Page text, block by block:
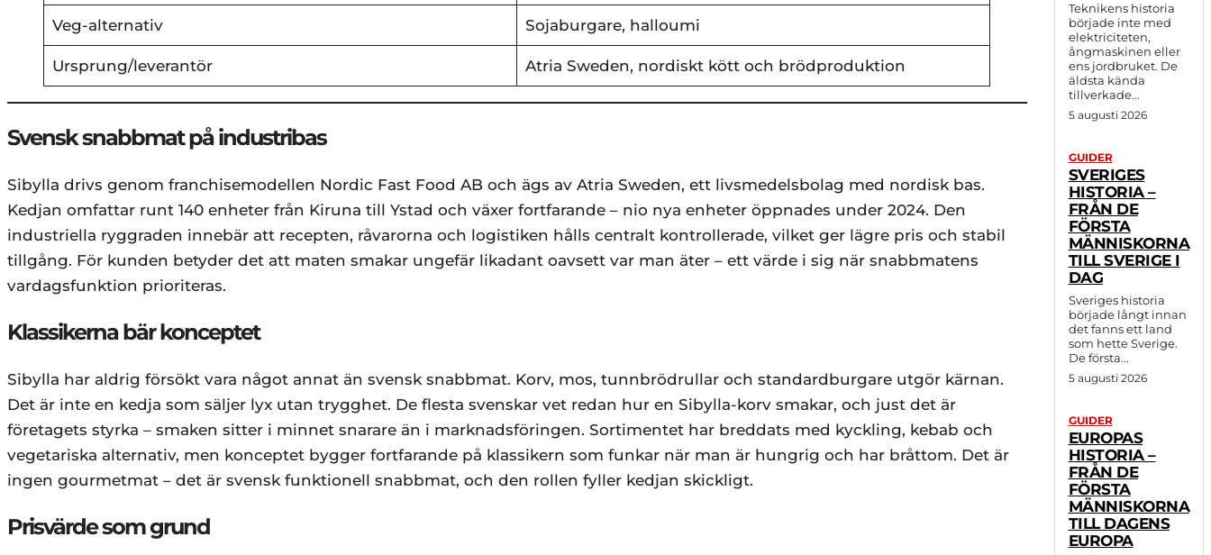
Veg-alternativ Sojaburgare, halloumi
Ursprung/leverantör Atria Sweden, nordiskt kött och brödproduktion
Svensk snabbmat på industribas
Sibylla drivs genom franchisemodellen Nordic Fast Food AB och ägs av Atria Sweden, ett livsmedelsbolag med nordisk bas.
Kedjan omfattar runt 140 enheter från Kiruna till Ystad och växer fortfarande – nio nya enheter öppnades under 2024. Den
industriella ryggraden innebär att recepten, råvarorna och logistiken hålls centralt kontrollerade, vilket ger lägre pris och stabil
tillgång. För kunden betyder det att maten smakar ungefär likadant oavsett var man äter – ett värde i sig när snabbmatens
vardagsfunktion prioriteras.
Klassikerna bär konceptet
Sibylla har aldrig försökt vara något annat än svensk snabbmat. Korv, mos, tunnbrödrullar och standardburgare utgör kärnan.
Det är inte en kedja som säljer lyx utan trygghet. De flesta svenskar vet redan hur en Sibylla-korv smakar, och just det är
företagets styrka – smaken sitter i minnet snarare än i marknadsföringen. Sortimentet har breddats med kyckling, kebab och
vegetariska alternativ, men konceptet bygger fortfarande på klassikern som funkar när man är hungrig och har bråttom. Det är
ingen gourmetmat – det är svensk funktionell snabbmat, och den rollen fyller kedjan skickligt.
Prisvärde som grund
Teknikens historia
började inte med
elektriciteten,
ångmaskinen eller
ens jordbruket. De
äldsta kända
tillverkade...
5 augusti 2026
GUIDER
SVERIGES
HISTORIA –
FRÅN DE
FÖRSTA
MÄNNISKORNA
TILL SVERIGE I
DAG
Sveriges historia
började långt innan
det fanns ett land
som hette Sverige.
De första...
5 augusti 2026
GUIDER
EUROPAS
HISTORIA –
FRÅN DE
FÖRSTA
MÄNNISKORNA
TILL DAGENS
EUROPA